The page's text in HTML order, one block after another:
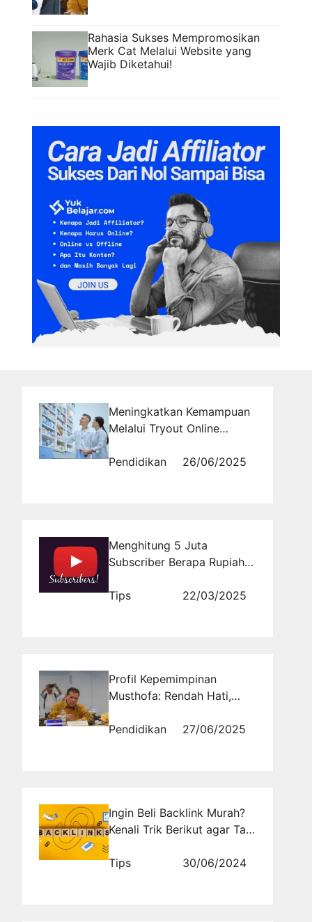
Rahasia Sukses Mempromosikan
Merk Cat Melalui Website yang
Wajib Diketahui!
Meningkatkan Kemampuan
Melalui Tryout Online
Pendidikan
26/06/2025
Menghitung 5 Juta
Subscriber Berapa Rupiah
Tips
22/03/2025
Profil Kepemimpinan
Musthofa: Rendah Hati,
Pelayanan Publik
Pendidikan 27/06/2025
Ingin Beli Backlink Murah?
Kenali Trik Berikut agar Tak
Tips
30/06/2024